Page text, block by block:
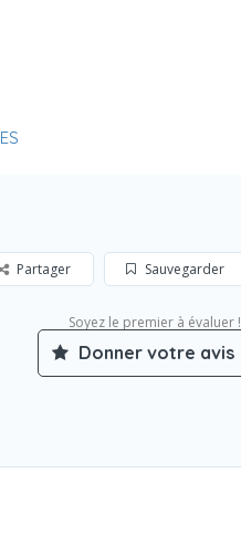
Sauvegarder
Partager
Soyez le premier à évaluer !
Donner votre avis